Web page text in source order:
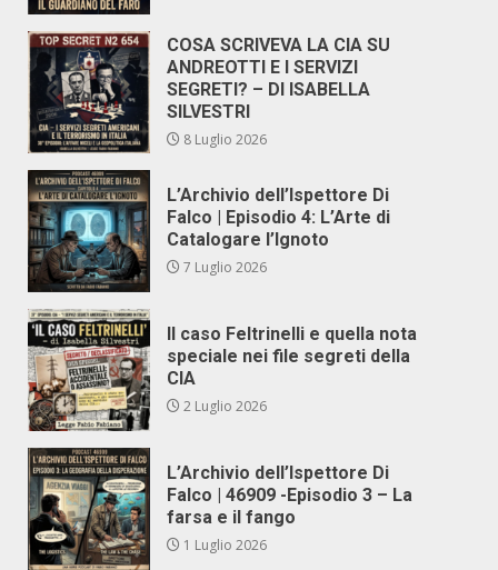
COSA SCRIVEVA LA CIA SU
ANDREOTTI E I SERVIZI
SEGRETI? – DI ISABELLA
SILVESTRI
8 Luglio 2026
L’Archivio dell’Ispettore Di
Falco | Episodio 4: L’Arte di
Catalogare l’Ignoto
7 Luglio 2026
Il caso Feltrinelli e quella nota
speciale nei file segreti della
CIA
2 Luglio 2026
L’Archivio dell’Ispettore Di
Falco | 46909 -Episodio 3 – La
farsa e il fango
1 Luglio 2026